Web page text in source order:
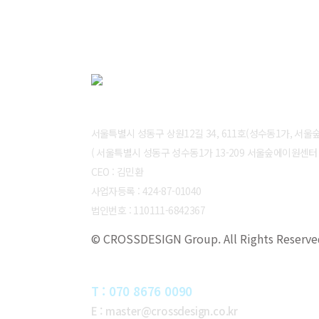
서울특별시 성동구 상원12길 34, 611호(성수동1가, 서울
( 서울특별시 성동구 성수동1가 13-209 서울숲에이원센
CEO : 김민환
사업자등록 : 424-87-01040
법인번호 : 110111-6842367
© CROSSDESIGN Group. All Rights
T : 070 8676 0090
E : master@crossdesign.co.kr